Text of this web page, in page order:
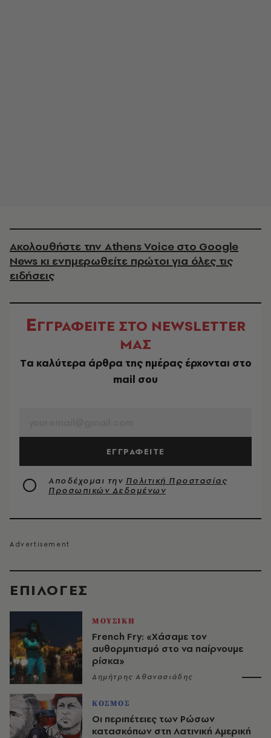
EΠΙΛΟΓΈΣ
ΜΟΥΣΙΚΗ
French Fry: «Χάσαμε τον
αυθορμητισμό στο να παίρνουμε
ρίσκα»
Δημήτρης Αθανασιάδης
ΚΟΣΜΟΣ
Οι περιπέτειες των Ρώσων
κατασκόπων στη Λατινική Αμερική
Ακολουθήστε την Athens Voice στο Google
News κι ενημερωθείτε πρώτοι για όλες τις
ειδήσεις
ΕΓΓΡΑΦΕΙΤΕ ΣΤΟ NEWSLETTER
ΜΑΣ
Tα καλύτερα άρθρα της ημέρας έρχονται στο
mail σου
ΕΓΓΡΑΦΕΙΤΕ
Αποδέχομαι την Πολιτική Προστασίας
Προσωπικών Δεδομένων